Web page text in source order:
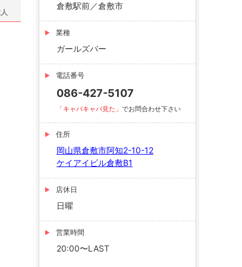
倉敷駅前／倉敷市
業種
ガールズバー
電話番号
086-427-5107
「キャバキャバ見た」 でお問合わせ下さい
住所
岡山県倉敷市阿知2-10-12
ケイアイビル倉敷B1
店休日
日曜
営業時間
20:00〜LAST